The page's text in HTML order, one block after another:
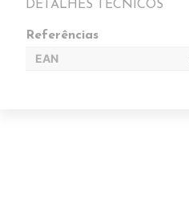
DETALHES TÉCNICOS
Referências
EAN